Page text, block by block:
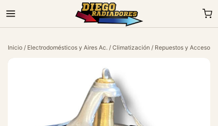
Inicio / Electrodomésticos y Aires Ac. / Climatización / Repuestos y